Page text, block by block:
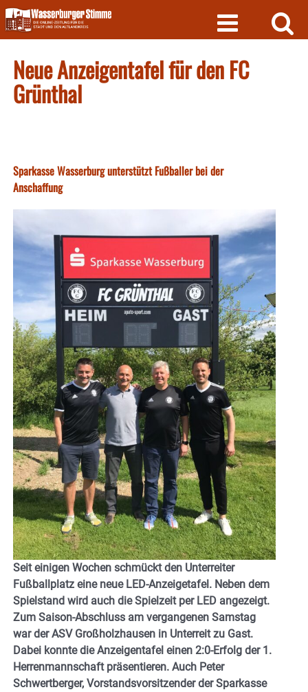
Skip
to
content
Neue Anzeigentafel für den FC
Grünthal
Sparkasse Wasserburg unterstützt Fußballer bei der
Anschaffung
Seit einigen Wochen schmückt den Unterreiter
Fußballplatz eine neue LED-Anzeigetafel. Neben dem
Spielstand wird auch die Spielzeit per LED angezeigt.
Zum Saison-Abschluss am vergangenen Samstag
war der ASV Großholzhausen in Unterreit zu Gast.
Dabei konnte die Anzeigentafel einen 2:0-Erfolg der 1.
Herrenmannschaft präsentieren. Auch Peter
Schwertberger, Vorstandsvorsitzender der Sparkasse